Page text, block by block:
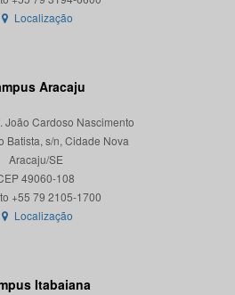
Localização
Aracaju
João Cardoso Nascimento
Batista, s/n, Cidade Nova
Aracaju/SE
49060-108
Localização
Itabaiana